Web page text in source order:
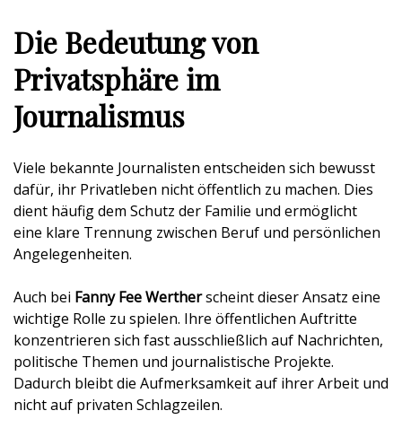
Die Bedeutung von
Privatsphäre im
Journalismus
Viele bekannte Journalisten entscheiden sich bewusst
dafür, ihr Privatleben nicht öffentlich zu machen. Dies
dient häufig dem Schutz der Familie und ermöglicht
eine klare Trennung zwischen Beruf und persönlichen
Angelegenheiten.
Auch bei Fanny Fee Wertherscheint dieser Ansatz eine
wichtige Rolle zu spielen. Ihre öffentlichen Auftritte
konzentrieren sich fast ausschließlich auf Nachrichten,
politische Themen und journalistische Projekte.
Dadurch bleibt die Aufmerksamkeit auf ihrer Arbeit und
nicht auf privaten Schlagzeilen.